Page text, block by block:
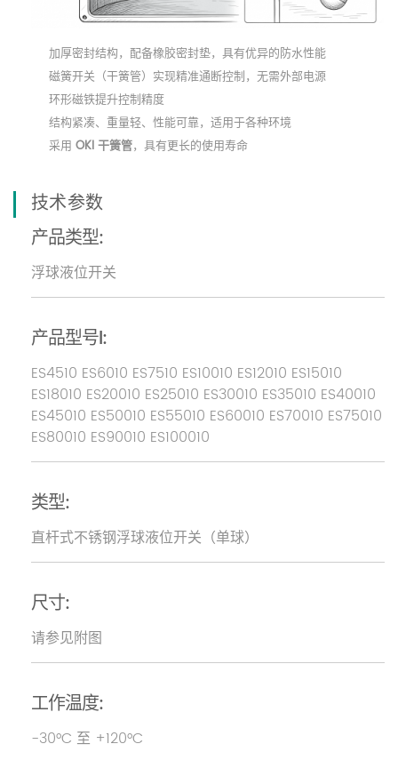
加厚密封结构，配备橡胶密封垫，具有优异的防水性能
磁簧开关（干簧管）实现精准通断控制，无需外部电源
环形磁铁提升控制精度
结构紧凑、重量轻、性能可靠，适用于各种环境
采用 OKI 干簧管，具有更长的使用寿命
技术参数
产品类型:
浮球液位开关
产品型号l:
ES4510 ES6010 ES7510 ES10010 ES12010 ES15010
ES18010 ES20010 ES25010 ES30010 ES35010 ES40010
ES45010 ES50010 ES55010 ES60010 ES70010 ES75010
ES80010 ES90010 ES100010
类型:
直杆式不锈钢浮球液位开关（单球）
尺寸:
请参见附图
工作温度:
-30°C 至 +120°C